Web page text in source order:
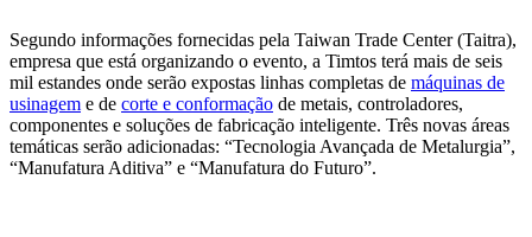
Segundo informações fornecidas pela Taiwan Trade Center (Taitra),
empresa que está organizando o evento, a Timtos terá mais de seis
mil estandes onde serão expostas linhas completas de máquinas de
usinagem e de corte e conformação de metais, controladores,
componentes e soluções de fabricação inteligente. Três novas áreas
temáticas serão adicionadas: “Tecnologia Avançada de Metalurgia”,
“Manufatura Aditiva” e “Manufatura do Futuro”.